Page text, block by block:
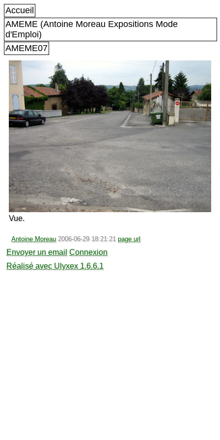
Accueil
AMEME (Antoine Moreau Expositions Mode
d'Emploi)
AMEME07
Vue.
Antoine Moreau 2006-06-29 18:21:21 page url
Envoyer un email Connexion
Réalisé avec Ulyxex 1.6.6.1